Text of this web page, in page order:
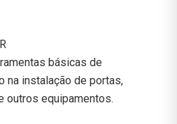
básicas de
na instalação de portas,
outros equipamentos.